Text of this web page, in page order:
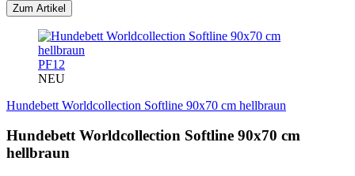
Zum Artikel
PF12
NEU
Hundebett Worldcollection Softline 90x70 cm hellbraun
Hundebett Worldcollection Softline 90x70 cm
hellbraun